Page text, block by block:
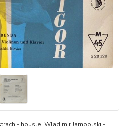
- housle, Wladimir Jampolski -